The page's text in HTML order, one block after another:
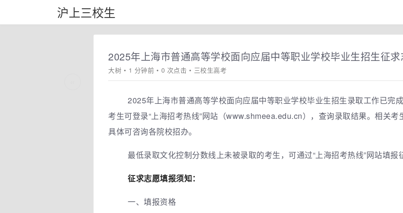
沪上三校生
2025年上海市普通高等学校面向应届中等职业学校毕业生招生征
大树 • 1 分钟前 • 0 次点击 • 三校生高考
2025年上海市普通高等学校面向应届中等职业学校毕业生招生录取工作已完
考生可登录“上海招考热线”网站（www.shmeea.edu.cn），查询录取结果。相关考
具体可咨询各院校招办。
最低录取文化控制分数线上未被录取的考生，可通过“上海招考热线”网站填报
征求志愿填报须知：
一、填报资格